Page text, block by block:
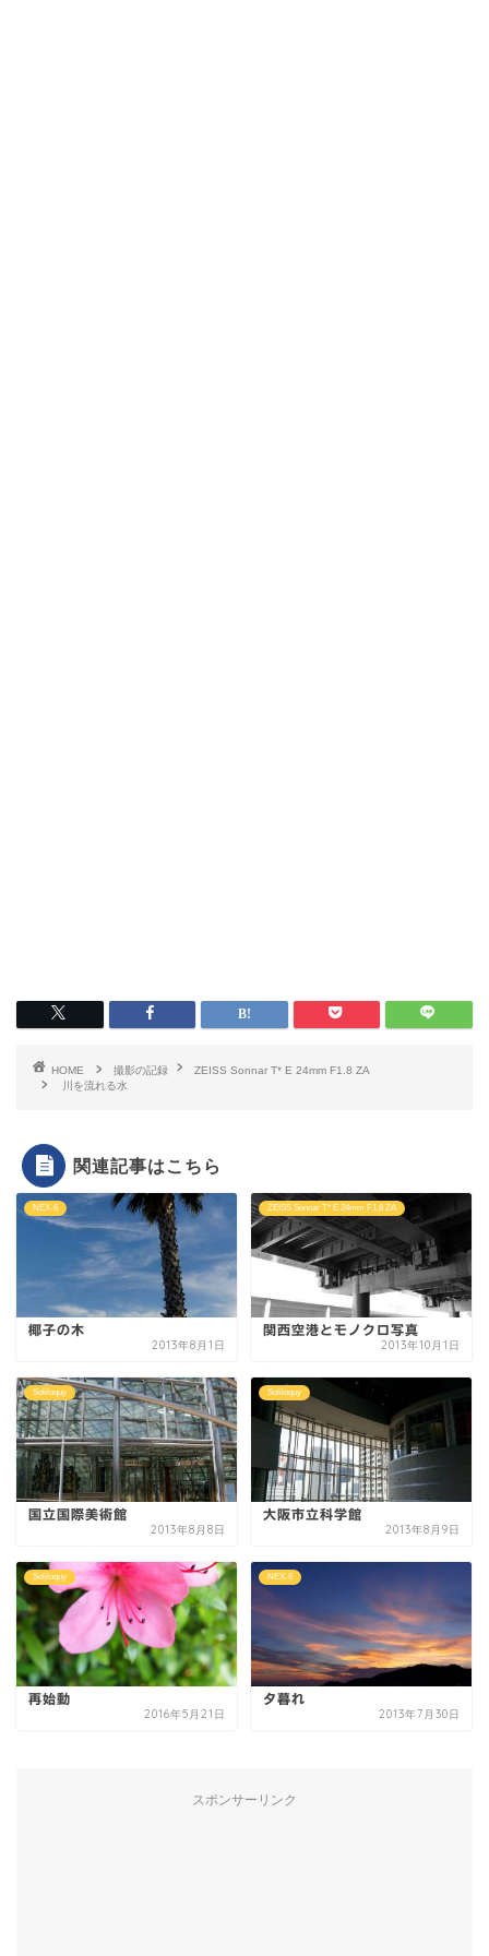
HOME 撮影の記録
ZEISS Sonnar T* E 24mm F1.8 ZA
川を流れる水
関連記事はこちら
NEX-6
椰子の木
2013年8月1日
ZEISS Sonnar T* E 24mm F1.8 ZA
関西空港とモノクロ写真
2013年10月1日
Soliloquy
国立国際美術館
2013年8月8日
Soliloquy
大阪市立科学館
2013年8月9日
Soliloquy
再始動
2016年5月21日
NEX-6
夕暮れ
2013年7月30日
スポンサーリンク